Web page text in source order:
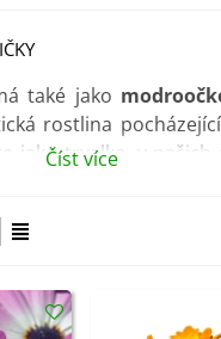
také jako
rostlina
jako trvalka, v našich
nenáročnou
záhoně
Číst více